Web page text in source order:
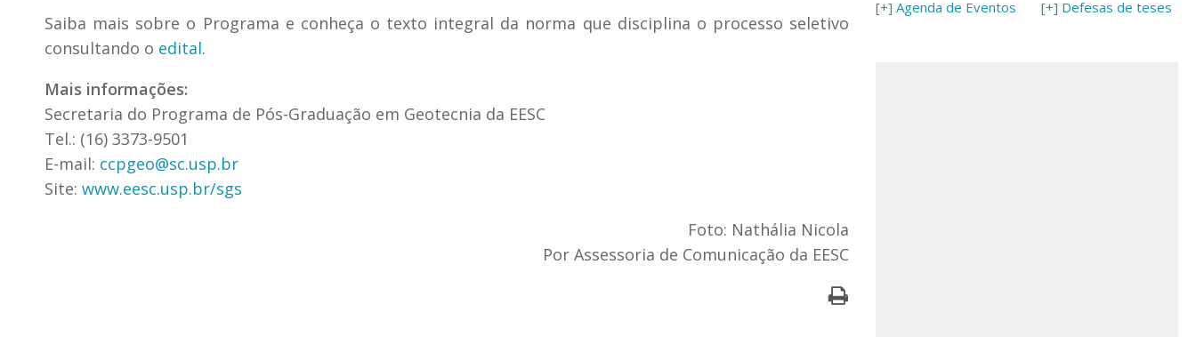
Saiba mais sobre o Programa e conheça o texto integral da norma que disciplina o processo seletivo
consultando o edital.
Mais informações:
Secretaria do Programa de Pós-Graduação em Geotecnia da EESC
Tel.: (16) 3373-9501
E-mail: ccpgeo@sc.usp.br
Site: www.eesc.usp.br/sgs
Foto: Nathália Nicola
Por Assessoria de Comunicação da EESC
[+] Agenda de Eventos [+] Defesas de teses